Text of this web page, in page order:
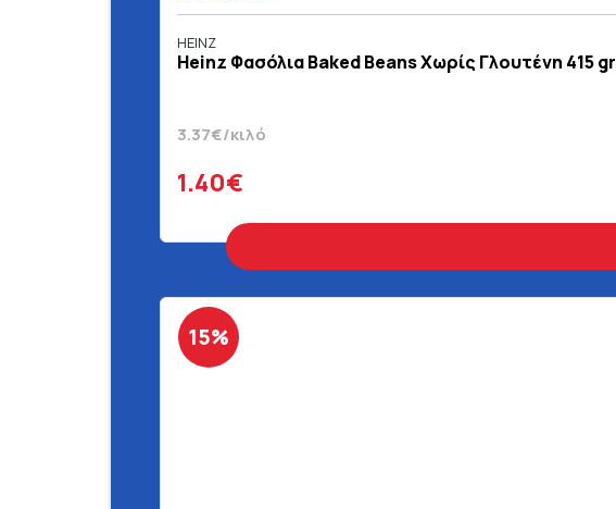
HEINZ
Heinz Φασόλια Baked Beans Χωρίς Γλουτένη 415 gr
3.37€/κιλό
1.40€
15%